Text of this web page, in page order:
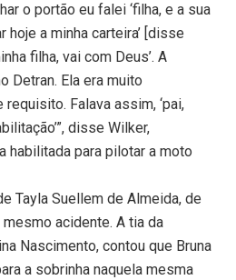
o portão eu falei ‘filha, e a sua
hoje a minha carteira’ [disse
filha, vai com Deus’. A
Detran. Ela era muito
Falava assim, ‘pai,
disse Wilker,
habilitada para pilotar a moto
Tayla Suellem de Almeida, de
acidente. A tia da
Nascimento, contou que Bruna
a sobrinha naquela mesma